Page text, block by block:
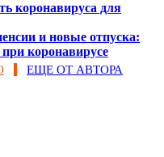
коронавируса для
и новые отпуска:
коронавирусе
ЕЩЕ ОТ АВТОРА